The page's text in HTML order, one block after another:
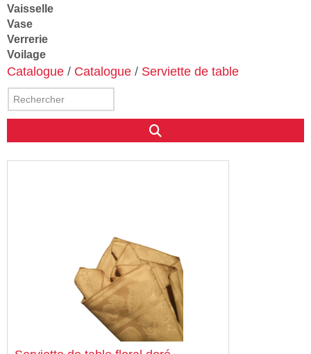
Vaisselle
Vase
Verrerie
Voilage
Catalogue / Catalogue / Serviette de table